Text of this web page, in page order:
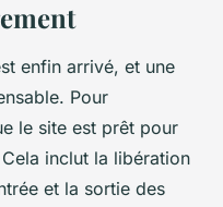
enfin arrivé, et une
Pour
le site est prêt pour
inclut la libération
et la sortie des